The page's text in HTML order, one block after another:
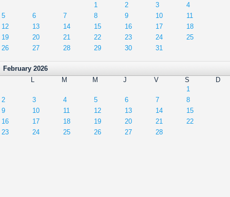
1
2 3
4
5
6 7 8 9 10
11
12
13 14 15 16 17
18
19
20 21 22 23 24
25
26
27 28 29 30 31
February 2026
L
M M J V S
D
1
2
3 4 5 6 7
8
9
10 11 12 13 14
15
16
17 18 19 20 21
22
23
24 25 26 27 28